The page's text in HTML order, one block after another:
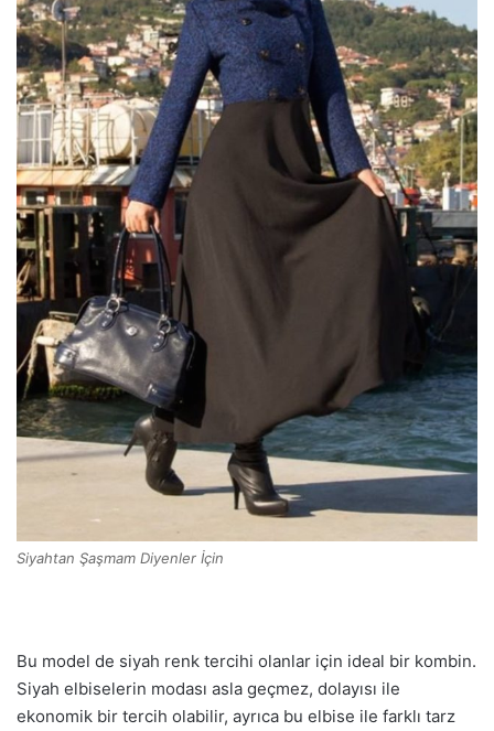
Siyahtan Şaşmam Diyenler İçin
Bu model de siyah renk tercihi olanlar için ideal bir kombin.
Siyah elbiselerin modası asla geçmez, dolayısı ile
ekonomik bir tercih olabilir, ayrıca bu elbise ile farklı tarz